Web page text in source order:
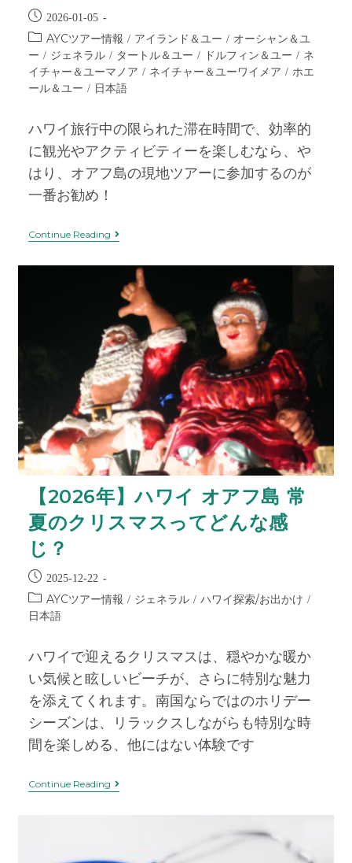
2026-01-05
AYCツアー情報 / アイランド＆ユー / オーシャン＆ユ
ー / ジェネラル / タートル＆ユー / ドルフィン＆ユー / ネ
イチャー＆ユーマノア / ネイチャー＆ユーワイメア / ホエ
ール＆ユー / 日本語
ハワイ旅行中の限られた滞在時間で、効率的
に観光やアクティビティーを楽しむなら、や
はり、オアフ島の現地ツアーに参加するのが
一番お勧め！
Continue Reading
【2026年】ハワイ オアフ島 常
夏のクリスマスってどんな感
じ？
2025-12-22
AYCツアー情報 / ジェネラル / ハワイ探索/お出かけ /
日本語
ハワイで迎えるクリスマスは、穏やかな暖か
い気候と眩しいビーチが、さらに特別な魅力
を添えてくれます。南国ならではのホリデー
シーズンは、リラックスしながらも特別な時
間を楽しめる、他にはない体験です
Continue Reading